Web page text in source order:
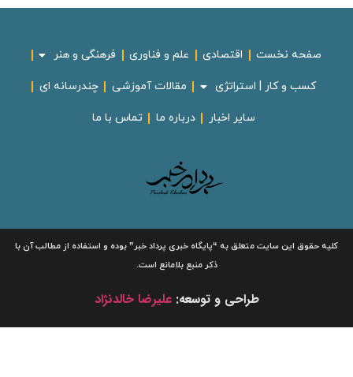
صفحه نخست اقتصادی علم و فناوری فرهنگی و هنر
کسب و کار | استراتژی مقالات آموزشی چندرسانه ای
سایر اخبار درباره ما تماس با ما
کلیه حقوق این سایت متعلق به“پایگاه خبریپرداد خبر”بوده و استفاده از مطالب آن با
ذکر منبع بلامانع است.
طراحی و توسعه:علیرضا خالدنژاد